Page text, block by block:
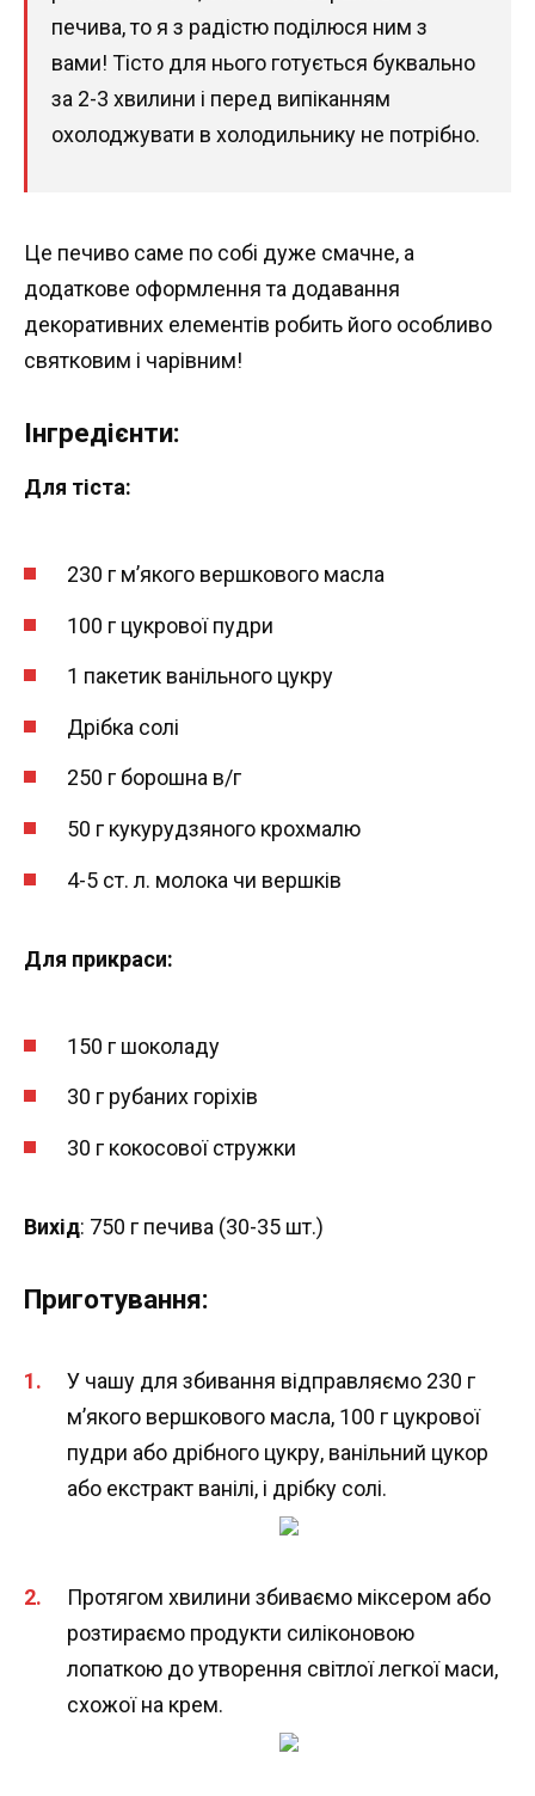
печива, то я з радістю поділюся ним з
вами! Тісто для нього готується буквально
за 2-3 хвилини і перед випіканням
охолоджувати в холодильнику не потрібно.
Це печиво саме по собі дуже смачне, а
додаткове оформлення та додавання
декоративних елементів робить його особливо
святковим і чарівним!
Інгредієнти:
Для тіста:
230 г м’якого вершкового масла
100 г цукрової пудри
1 пакетик ванільного цукру
Дрібка солі
250 г борошна в/г
50 г кукурудзяного крохмалю
4-5 ст. л. молока чи вершків
Для прикраси:
150 г шоколаду
30 г рубаних горіхів
30 г кокосової стружки
Вихід: 750 г печива (30-35 шт.)
Приготування:
У чашу для збивання відправляємо 230 г
м’якого вершкового масла, 100 г цукрової
пудри або дрібного цукру, ванільний цукор
або екстракт ванілі, і дрібку солі.
Протягом хвилини збиваємо міксером або
розтираємо продукти силіконовою
лопаткою до утворення світлої легкої маси,
схожої на крем.